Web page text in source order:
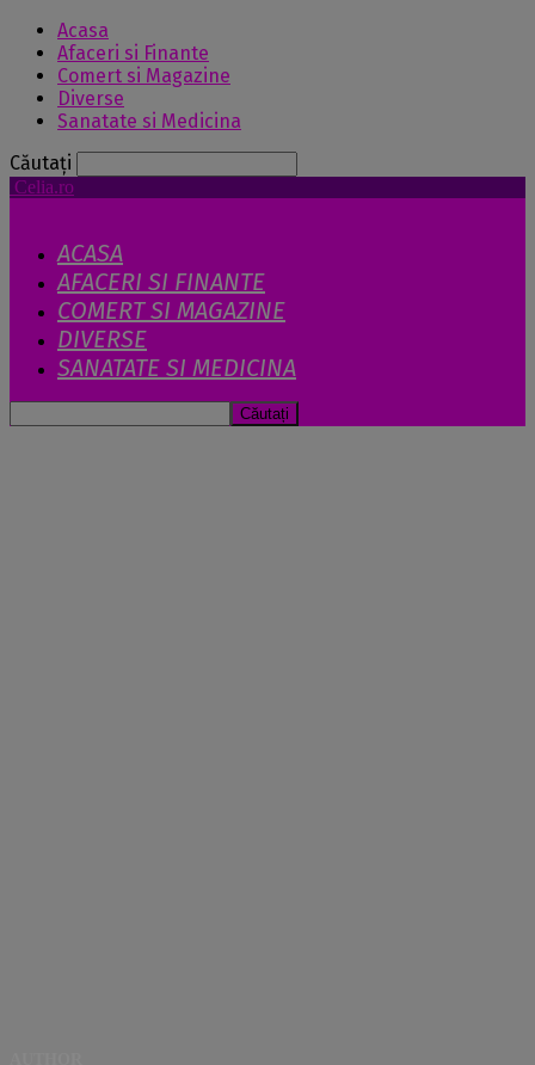
Acasa
Afaceri si Finante
Comert si Magazine
Diverse
Sanatate si Medicina
Căutați
Celia.ro
ACASA
AFACERI SI FINANTE
COMERT SI MAGAZINE
DIVERSE
SANATATE SI MEDICINA